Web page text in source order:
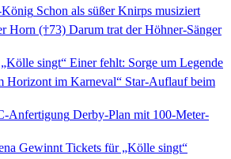
Schon als süßer Knirps musiziert
Horn (†73) Darum trat der Höhner-Sänger
singt“ Einer fehlt: Sorge um Legende
Horizont im Karneval“ Star-Auflauf beim
Anfertigung Derby-Plan mit 100-Meter-
Gewinnt Tickets für „Kölle singt“